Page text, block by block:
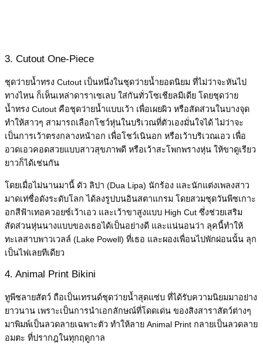
3. Cutout One-Piece
ชุดว่ายน้ำทรง Cutout เป็นหนึ่งในชุดว่ายน้ำยอดนิยม ที่ไม่ว่าจะหันไป
ทางไหน ก็เห็นเหล่าดาราเซเลบ ใส่กันทั่วโซเชียลมีเดีย โดยชุดว่าย
น้ำทรง Cutout คือชุดว่ายน้ำแบบเว้า เพื่อเผยผิว หรือสัดส่วนในบางจุด
ทำให้สาวๆ สามารถเลือกโชว์หุ่นในบริเวณที่ตัวเองมั่นใจได้ ไม่ว่าจะ
เป็นการเว้าตรงกลางหน้าอก เพื่อโชว์เนินอก หรือเว้าบริเวณเอว เพื่อ
อวดเอวคอดสวยแบบสาวสุขภาพดี หรือเว้าสะโพกพรางหุ่น ให้ขาดูเรียว
ยาวก็ได้เช่นกัน
โดยเมื่อไม่นานมานี้ ดัว ลิปา (Dua Lipa) นักร้อง และนักแต่งเพลงสาว
มาดเท่ชื่อดังระดับโลก ได้ลงรูปบนอินสตาแกรม โดยสวมชุดวันพีชเกาะ
อกสีฟ้าเทอควอยซ์เว้าเอว และเว้าขาสูงแบบ High Cut ซึ่งช่วยเสริม
สัดส่วนหุ่นนางแบบของเธอได้เป็นอย่างดี และแน่นอนว่า ลุคนี้ทำให้
ทะเลสาบพาวเวลล์ (Lake Powell) ที่เธอ และผองเพื่อนไปพักผ่อนนั้น ลุก
เป็นไฟเลยทีเดียว
4. Animal Print Bikini
ทูพีชลายสัตว์ ถือเป็นเทรนด์ชุดว่ายน้ำสุดแซ่บ ที่ได้รับความนิยมมาอย่าง
ยาวนาน เพราะเป็นการนำเอกลักษณ์ที่โดดเด่น ของสิงสาราสัตว์ต่างๆ
มาพิมพ์เป็นลวดลายเฉพาะตัว ทำให้ลาย Animal Print กลายเป็นลวดลาย
อมตะ ที่ปรากฎในทุกฤดูกาล